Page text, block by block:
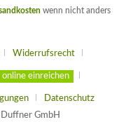
wenn nicht anders
Widerrufsrecht
einreichen
Datenschutz
GmbH